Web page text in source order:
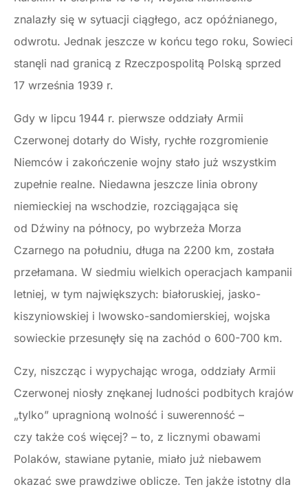
znalazły się w sytuacji ciągłego, acz opóźnianego,
odwrotu. Jednak jeszcze w końcu tego roku, Sowieci
stanęli nad granicą z Rzeczpospolitą Polską sprzed
17 września 1939 r.
Gdy w lipcu 1944 r. pierwsze oddziały Armii
Czerwonej dotarły do Wisły, rychłe rozgromienie
Niemców i zakończenie wojny stało już wszystkim
zupełnie realne. Niedawna jeszcze linia obrony
niemieckiej na wschodzie, rozciągająca się
od Dźwiny na północy, po wybrzeża Morza
Czarnego na południu, długa na 2200 km, została
przełamana. W siedmiu wielkich operacjach kampanii
letniej, w tym największych: białoruskiej, jasko-
kiszyniowskiej i lwowsko-sandomierskiej, wojska
sowieckie przesunęły się na zachód o 600-700 km.
Czy, niszcząc i wypychając wroga, oddziały Armii
Czerwonej niosły znękanej ludności podbitych krajów
„tylko” upragnioną wolność i suwerenność –
czy także coś więcej? – to, z licznymi obawami
Polaków, stawiane pytanie, miało już niebawem
okazać swe prawdziwe oblicze. Ten jakże istotny dla